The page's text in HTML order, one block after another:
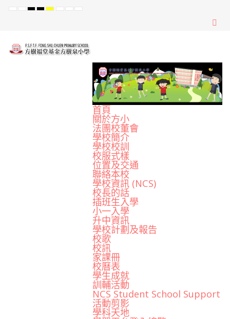
Default
Night
High
mode
High
mode
High
mode
SetSetSet
首頁
關於方小
法團校董會
學校簡介
學校校訓
校服式樣
位置及交通
聯絡本校
學校資訊 (NCS)
校長的話
插班生入學
小一入學
升中資訊
學校計劃及報告
校歌
校訊
家課冊
校曆表
學生成就
訓輔活動
NCS Student School Support
活動剪影
學科天地